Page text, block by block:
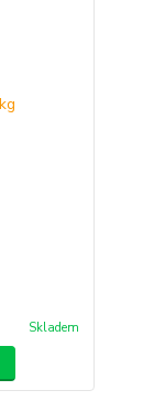
Skladem